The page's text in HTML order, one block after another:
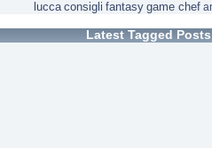
lucca consigli fantasy game chef
Latest Tagged Posts